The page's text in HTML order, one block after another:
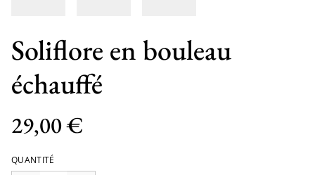
Soliflore en bouleau
échauffé
29,00 €
QUANTITÉ